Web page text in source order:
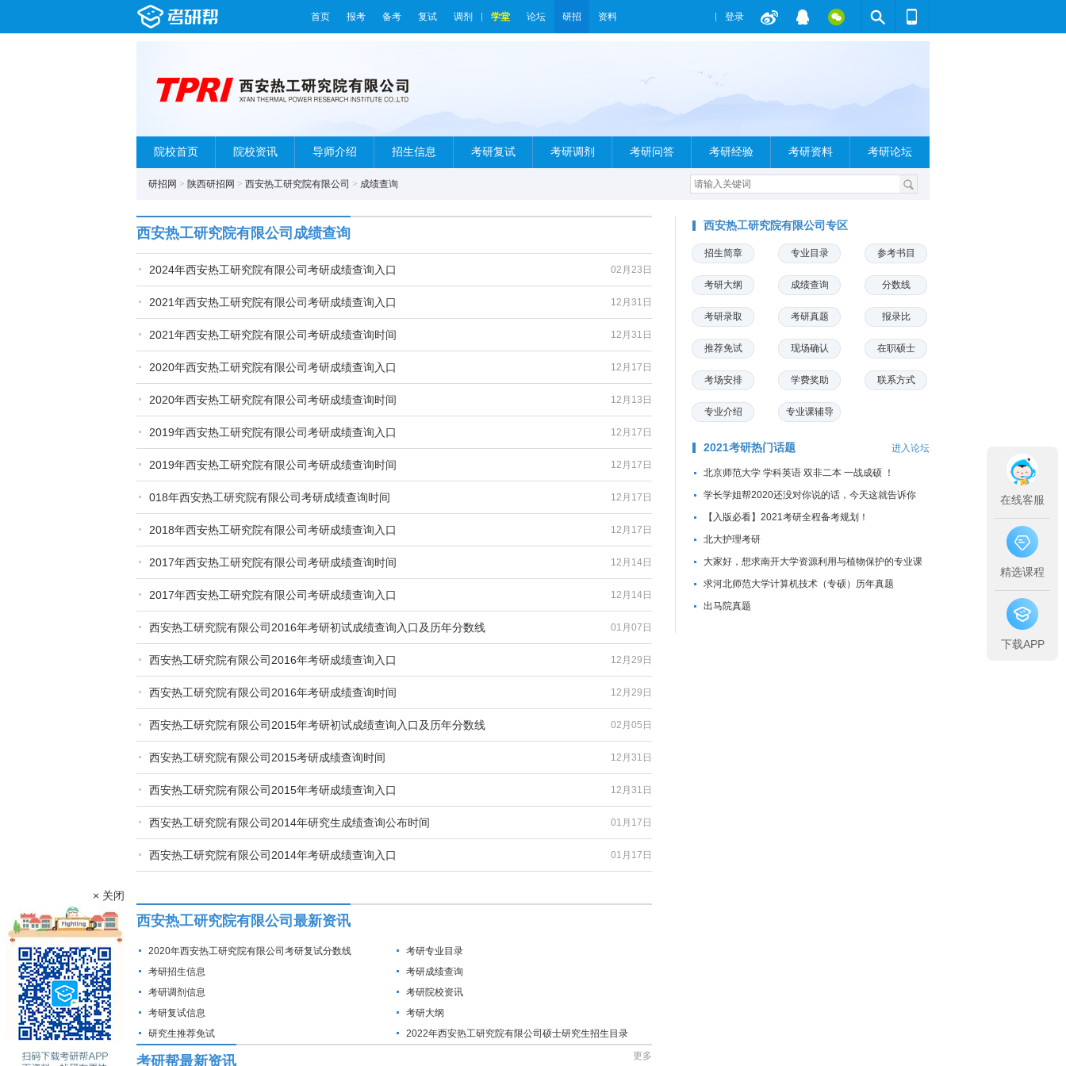
首页 报考 备考 复试 调剂 学堂 论坛 研招 资料 登录
院校首页 院校资讯 导师介绍 招生信息 考研复试 考研调剂 考研问答 考研经验 考研资料 考研论坛
研招网 > 陕西研招网 > 西安热工研究院有限公司 > 成绩查询
西安热工研究院有限公司成绩查询
02月23日
2024年西安热工研究院有限公司考研成绩查询入口
12月31日
2021年西安热工研究院有限公司考研成绩查询入口
12月31日
2021年西安热工研究院有限公司考研成绩查询时间
12月17日
2020年西安热工研究院有限公司考研成绩查询入口
12月13日
2020年西安热工研究院有限公司考研成绩查询时间
12月17日
2019年西安热工研究院有限公司考研成绩查询入口
12月17日
2019年西安热工研究院有限公司考研成绩查询时间
12月17日
018年西安热工研究院有限公司考研成绩查询时间
12月17日
2018年西安热工研究院有限公司考研成绩查询入口
12月14日
2017年西安热工研究院有限公司考研成绩查询时间
12月14日
2017年西安热工研究院有限公司考研成绩查询入口
01月07日
西安热工研究院有限公司2016年考研初试成绩查询入口及历年分数线
12月29日
西安热工研究院有限公司2016年考研成绩查询入口
12月29日
西安热工研究院有限公司2016年考研成绩查询时间
02月05日
西安热工研究院有限公司2015年考研初试成绩查询入口及历年分数线
12月31日
西安热工研究院有限公司2015考研成绩查询时间
12月31日
西安热工研究院有限公司2015年考研成绩查询入口
01月17日
西安热工研究院有限公司2014年研究生成绩查询公布时间
01月17日
西安热工研究院有限公司2014年考研成绩查询入口
西安热工研究院有限公司最新资讯
2020年西安热工研究院有限公司考研复试分数线
考研专业目录
考研招生信息
考研成绩查询
考研调剂信息
考研院校资讯
考研复试信息
考研大纲
研究生推荐免试
2022年西安热工研究院有限公司硕士研究生招生目录
考研帮最新资讯 更多
西安热工研究院有限公司专区
招生简章 专业目录 参考书目
考研大纲 成绩查询 分数线
考研录取 考研真题 报录比
推荐免试 现场确认 在职硕士
考场安排 学费奖助 联系方式
专业介绍 专业课辅导
2021考研热门话题 进入论坛
北京师范大学 学科英语 双非二本 一战成硕 ！
学长学姐帮2020还没对你说的话，今天这就告诉你
【入版必看】2021考研全程备考规划！
北大护理考研
大家好，想求南开大学资源利用与植物保护的专业课
资料...
求河北师范大学计算机技术（专硕）历年真题
出马院真题
× 关闭
在线客服
精选课程
下载APP